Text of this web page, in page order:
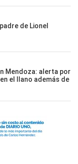
de Lionel
Mendoza: alerta por
el llano además de